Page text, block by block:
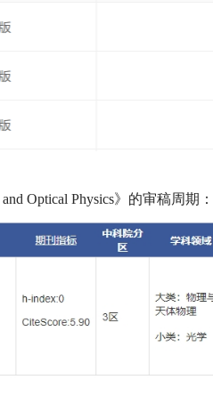
and Optical Physics》的审稿周期